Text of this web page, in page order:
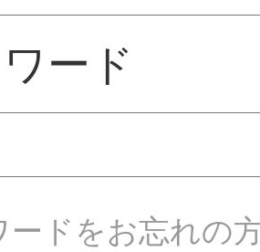
ード
ードをお忘れの